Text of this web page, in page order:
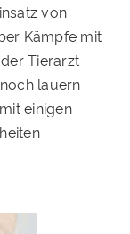
von
Kämpfe mit
Tierarzt
lauern
einigen